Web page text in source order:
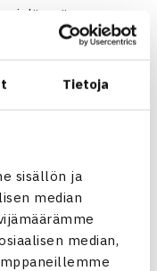
Tietoja
sisällön ja
median
median,
epävarmaa,
ottelua.